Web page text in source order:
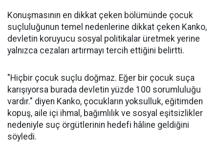
Konuşmasının en dikkat çeken bölümünde çocuk
suçluluğunun temel nedenlerine dikkat çeken Kanko,
devletin koruyucu sosyal politikalar üretmek yerine
yalnızca cezaları artırmayı tercih ettiğini belirtti.
"Hiçbir çocuk suçlu doğmaz. Eğer bir çocuk suça
karışıyorsa burada devletin yüzde 100 sorumluluğu
vardır." diyen Kanko, çocukların yoksulluk, eğitimden
kopuş, aile içi ihmal, bağımlılık ve sosyal eşitsizlikler
nedeniyle suç örgütlerinin hedefi hâline geldiğini
söyledi.